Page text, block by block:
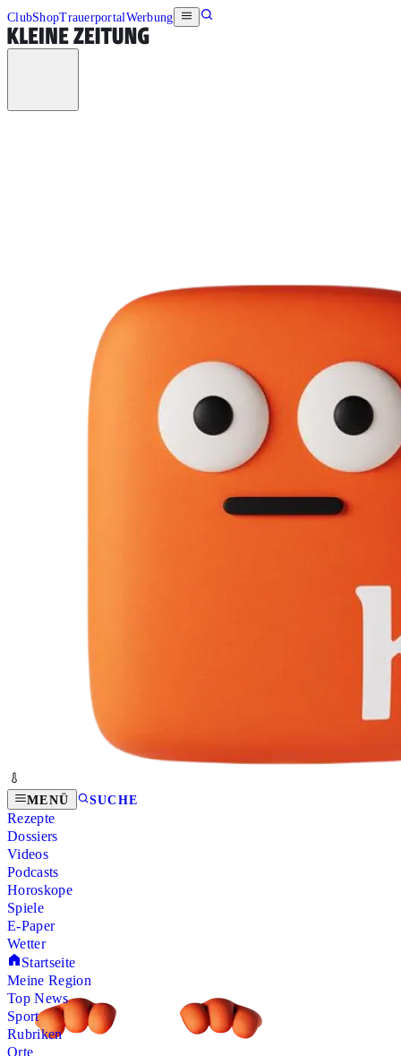
ClubShopTrauerportalWerbung
MENÜ SUCHE
Rezepte
Dossiers
Videos
Podcasts
Horoskope
Spiele
E-Paper
Wetter
Startseite
Meine Region
Top News
Sport
Rubriken
Orte